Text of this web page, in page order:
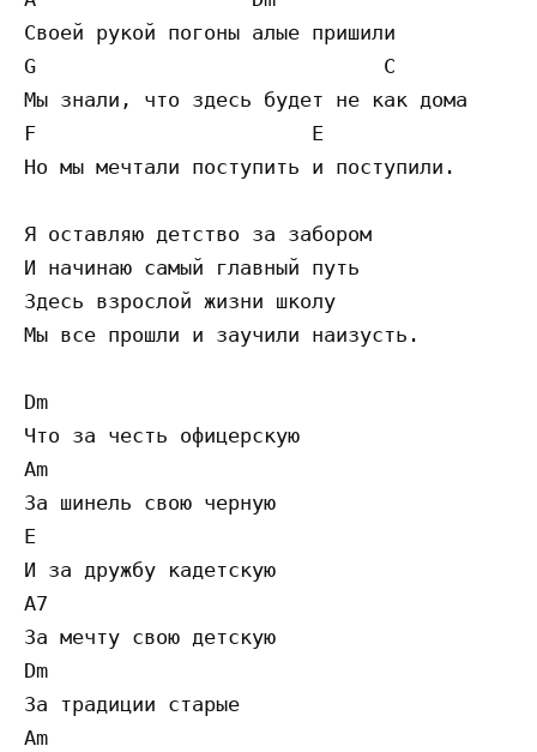
Своей рукой погоны алые пришили
G                             C
Мы знали, что здесь будет не как дома
F                       E
Но мы мечтали поступить и поступили.
Я оставляю детство за забором
И начинаю самый главный путь
Здесь взрослой жизни школу
Мы все прошли и заучили наизусть.
Dm
Что за честь офицерскую
Am
За шинель свою черную
E
И за дружбу кадетскую
A7
За мечту свою детскую
Dm
За традиции старые
Am